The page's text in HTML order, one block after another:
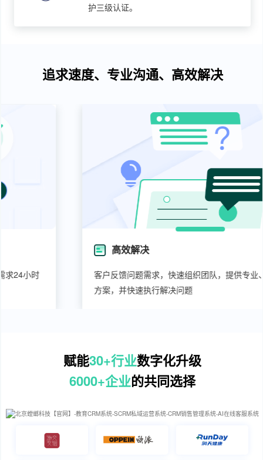
护三级认证。
追求速度、专业沟通、高效解决
客户反馈问题需求，快速组织团队，提供专业、高效解决
方案，并快速执行解决问题
赋能30+行业数字化升级
6000+企业的共同选择